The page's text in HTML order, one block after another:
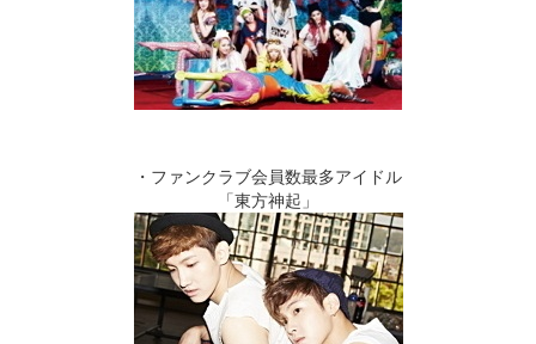
・ファンクラブ会員数最多アイドル
「東方神起」